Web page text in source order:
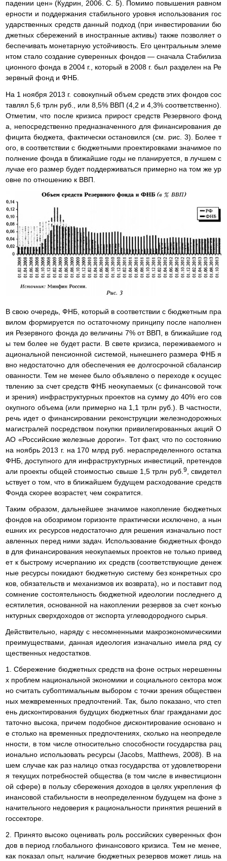
падении цен» (Кудрин, 2006. С. 5). Помимо повышения равном
ерности и поддержания стабильного уровня использования гос
ударственных средств данный подход (при инвестировании бю
джетных сбережений в иностранные активы) также позволяет о
беспечивать монетарную устойчивость. Его центральным элеме
нтом стало создание суверенных фондов — сначала Стабилиза
ционного фонда в 2004 г., который в 2008 г. был разделен на Ре
зервный фонд и ФНБ.
На 1 ноября 2013 г. совокупный объем средств этих фондов сос
тавлял 5,6 трлн руб., или 8,5% ВВП (4,2 и 4,3% соответственно).
Отметим, что после кризиса прирост средств Резервного фонд
а, непосредственно предназначенного для финансирования де
фицита бюджета, фактически остановился (см. рис. 3). Более т
ого, в соответствии с бюджетными проектировками значимое по
полнение фонда в ближайшие годы не планируется, в лучшем с
лучае его размер будет поддерживаться примерно на том же ур
овне по отношению к ВВП.
В свою очередь, ФНБ, который в соответствии с бюджетным пра
вилом формируется по остаточному принципу после наполнен
ия Резервного фонда до величины 7% от ВВП, в ближайшие год
ы тем более не будет расти. В свете кризиса, переживаемого н
ациональной пенсионной системой, нынешнего размера ФНБ я
вно недостаточно для обеспечения ее долгосрочной сбалансир
ованности. Тем не менее было объявлено о переходе к осущес
твлению за счет средств ФНБ неокупаемых (с финансовой точк
и зрения) инфраструктурных проектов на сумму до 40% его сов
окупного объема (или примерно на 1,1 трлн руб.). В частности,
речь идет о финансировании реконструкции железнодорожных
магистралей посредством покупки привилегированных акций О
АО «Российские железные дороги». Тот факт, что по состоянию
на ноябрь 2013 г. на 170 млрд руб. нераспределенного остатка
ФНБ, доступного для инфраструктурных инвестиций, претендов
али проекты общей стоимостью свыше 1,5 трлн руб. 9, свидетел
ьствует о том, что в ближайшем будущем расходование средств
Фонда скорее возрастет, чем сократится.
Таким образом, дальнейшее значимое накопление бюджетных
фондов на обозримом горизонте практически исключено, а нын
ешних их ресурсов недостаточно для решения изначально пост
авленных перед ними задач. Использование бюджетных фондо
в для финансирования неокупаемых проектов не только привед
ет к быстрому исчерпанию их средств (соответствующие денеж
ные ресурсы покидают бюджетную систему без конкретных сро
ков, обязательств и механизмов их возврата), но и поставит под
сомнение состоятельность бюджетной идеологии последнего д
есятилетия, основанной на накоплении резервов за счет конъю
нктурных сверхдоходов от экспорта углеводородного сырья.
Действительно, наряду с несомненными макроэкономическими
преимуществами, данная идеология изначально имела ряд су
щественных недостатков.
1. Сбережение бюджетных средств на фоне острых нерешенны
х проблем национальной экономики и социального сектора мож
но считать субоптимальным выбором с точки зрения обществен
ных межвременных предпочтений. Так, было показано, что степ
ень дисконтирования будущих бюджетных благ гражданами дос
таточно высока, причем подобное дисконтирование основано н
е столько на временных предпочтениях, сколько на неопределе
нности, в том числе относительно способности государства рац
ионально использовать ресурсы (Jacobs, Matthews, 2008). В на
шем случае как раз налицо отказ государства от удовлетворени
я текущих потребностей общества (в том числе в инвестиционн
ой сфере) в пользу сбережения доходов в целях укрепления ф
инансовой стабильности в неопределенном будущем на фоне з
начительного недоверия к рациональности принятия решений в
госсекторе.
2. Принято высоко оценивать роль российских суверенных фон
дов в период глобального финансового кризиса. Тем не менее,
как показал опыт, наличие бюджетных резервов может лишь на